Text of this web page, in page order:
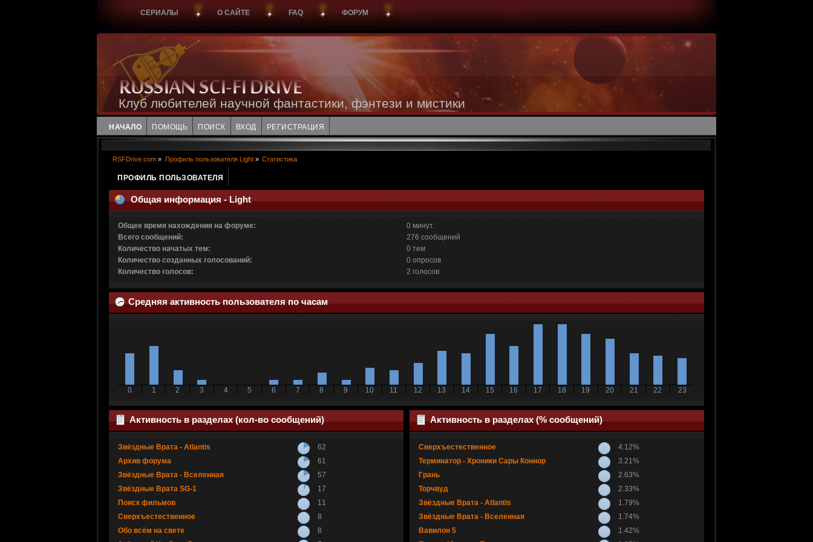
СЕРИАЛЫ О САЙТЕ FAQ ФОРУМ
Клуб любителей научной фантастики, фэнтези и мистики
НАЧАЛО ПОМОЩЬ ПОИСК ВХОД РЕГИСТРАЦИЯ
RSFDrive.com » Профиль пользователя Light» Статистика
ПРОФИЛЬ ПОЛЬЗОВАТЕЛЯ
Общая информация - Light
Общее время нахождения на форуме:
0 минут.
Всего сообщений:
276 сообщений
Количество начатых тем:
0 тем
Количество созданных голосований:
0 опросов
Количество голосов:
2 голосов
Средняя активность пользователя по часам
0 1 2 3 4 5 6 7 8 9 10 11 12 13 14 15 16 17 18 19 20 21 22 23
Активность в разделах (кол-во сообщений)
Звёздные Врата - Atlantis
62
Архив форума
61
Звёздные Врата - Вселенная
57
Звёздные Врата SG-1
17
Поиск фильмов
11
Сверхъестественное
8
Обо всём на свете
8
Активность в разделах (% сообщений)
Сверхъестественное
4.12%
Терминатор - Хроники Сары Коннор
3.21%
Грань
2.63%
Торчвуд
2.33%
Звёздные Врата - Atlantis
1.79%
Звёздные Врата - Вселенная
1.74%
Вавилон 5
1.42%